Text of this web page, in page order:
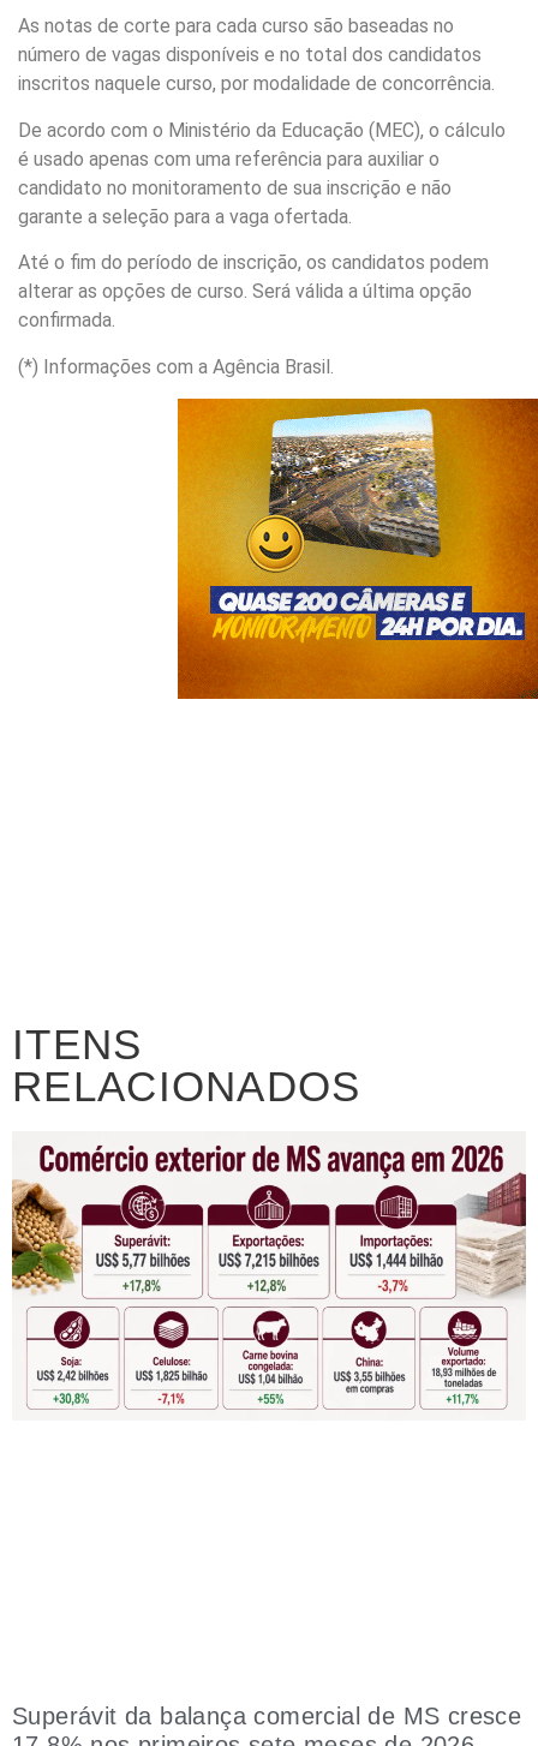
As notas de corte para cada curso são baseadas no
número de vagas disponíveis e no total dos candidatos
inscritos naquele curso, por modalidade de concorrência.
De acordo com o Ministério da Educação (MEC), o cálculo
é usado apenas com uma referência para auxiliar o
candidato no monitoramento de sua inscrição e não
garante a seleção para a vaga ofertada.
Até o fim do período de inscrição, os candidatos podem
alterar as opções de curso. Será válida a última opção
confirmada.
(*) Informações com a Agência Brasil.
ITENS
RELACIONADOS
Superávit da balança comercial de MS cresce